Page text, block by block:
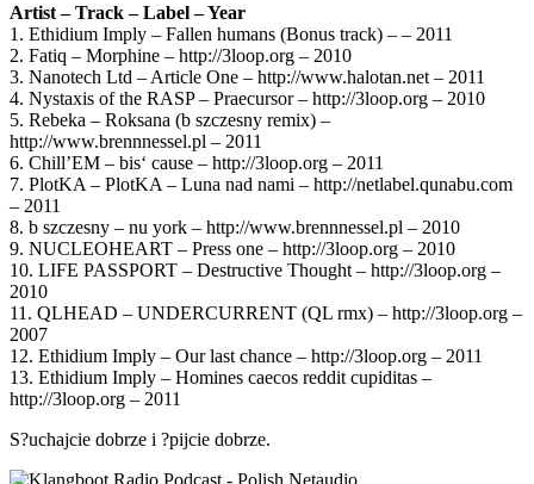
Artist – Track – Label – Year
1. Ethidium Imply – Fallen humans (Bonus track) – – 2011
2. Fatiq – Morphine – http://3loop.org – 2010
3. Nanotech Ltd – Article One – http://www.halotan.net – 2011
4. Nystaxis of the RASP – Praecursor – http://3loop.org – 2010
5. Rebeka – Roksana (b szczesny remix) –
http://www.brennnessel.pl – 2011
6. Chill’EM – bis‘ cause – http://3loop.org – 2011
7. PlotKA – PlotKA – Luna nad nami – http://netlabel.qunabu.com
– 2011
8. b szczesny – nu york – http://www.brennnessel.pl – 2010
9. NUCLEOHEART – Press one – http://3loop.org – 2010
10. LIFE PASSPORT – Destructive Thought – http://3loop.org –
2010
11. QLHEAD – UNDERCURRENT (QL rmx) – http://3loop.org –
2007
12. Ethidium Imply – Our last chance – http://3loop.org – 2011
13. Ethidium Imply – Homines caecos reddit cupiditas –
http://3loop.org – 2011
S?uchajcie dobrze i ?pijcie dobrze.